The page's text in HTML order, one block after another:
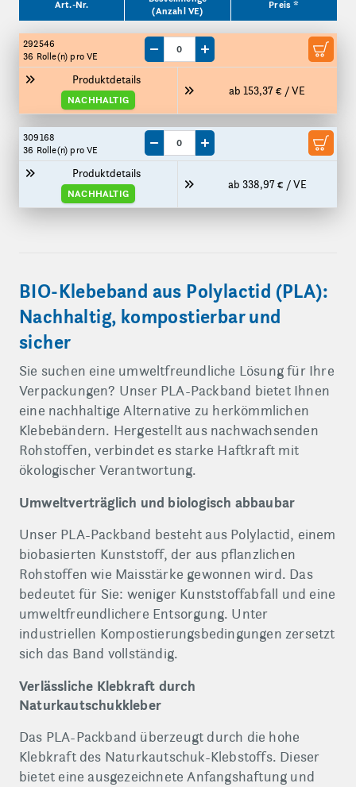
Art.-Nr.
(Anzahl VE)
Preis *
292546
36 Rolle(n) pro VE
Produktdetails
NACHHALTIG
ab 153,37 € / VE
Menge um eine VE reduzieren
Menge um eine VE erhöhen
309168
36 Rolle(n) pro VE
Produktdetails
NACHHALTIG
ab 338,97 € / VE
Menge um eine VE reduzieren
Menge um eine VE erhöhen
BIO-Klebeband aus Polylactid (PLA):
Nachhaltig, kompostierbar und
sicher
Sie suchen eine umweltfreundliche Lösung für Ihre
Verpackungen? Unser PLA-Packband bietet Ihnen
eine nachhaltige Alternative zu herkömmlichen
Klebebändern. Hergestellt aus nachwachsenden
Rohstoffen, verbindet es starke Haftkraft mit
ökologischer Verantwortung.
Umweltverträglich und biologisch abbaubar
Unser PLA-Packband besteht aus Polylactid, einem
biobasierten Kunststoff, der aus pflanzlichen
Rohstoffen wie Maisstärke gewonnen wird. Das
bedeutet für Sie: weniger Kunststoffabfall und eine
umweltfreundlichere Entsorgung. Unter
industriellen Kompostierungsbedingungen zersetzt
sich das Band vollständig.
Verlässliche Klebkraft durch
Naturkautschukkleber
Das PLA-Packband überzeugt durch die hohe
Klebkraft des Naturkautschuk-Klebstoffs. Dieser
bietet eine ausgezeichnete Anfangshaftung und